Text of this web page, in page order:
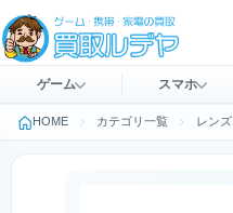
ゲーム スマホ
HOME カテゴリ一覧 レンズ